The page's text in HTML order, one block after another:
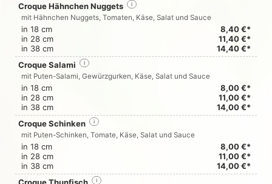
Croque Hähnchen Nuggets
i
mit Hähnchen Nuggets, Tomaten, Käse, Salat und Sauce
in 18 cm
8,40 €*
in 28 cm
11,40 €*
in 38 cm
14,40 €*
Croque Salami
i
mit Puten-Salami, Gewürzgurken, Käse, Salat und Sauce
in 18 cm
8,00 €*
in 28 cm
11,00 €*
in 38 cm
14,00 €*
Croque Schinken
i
mit Puten-Schinken, Tomate, Käse, Salat und Sauce
in 18 cm
8,00 €*
in 28 cm
11,00 €*
in 38 cm
14,00 €*
Croque Thunfisch
i